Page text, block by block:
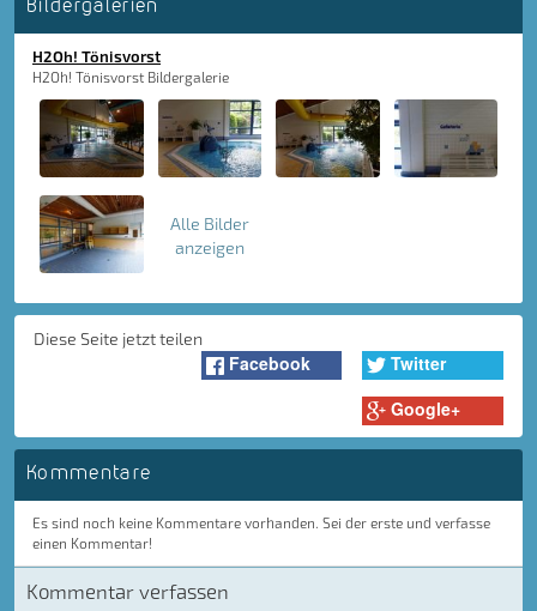
Bildergalerien
H2Oh! Tönisvorst
H2Oh! Tönisvorst Bildergalerie
Alle Bilder
anzeigen
Diese Seite jetzt teilen
Facebook
Twitter
Google+
Kommentare
Es sind noch keine Kommentare vorhanden. Sei der erste und verfasse
einen Kommentar!
Kommentar verfassen